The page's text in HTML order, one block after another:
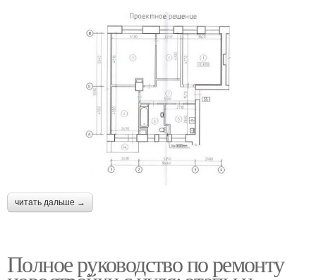
читать дальше →
Полное руководство по ремонту